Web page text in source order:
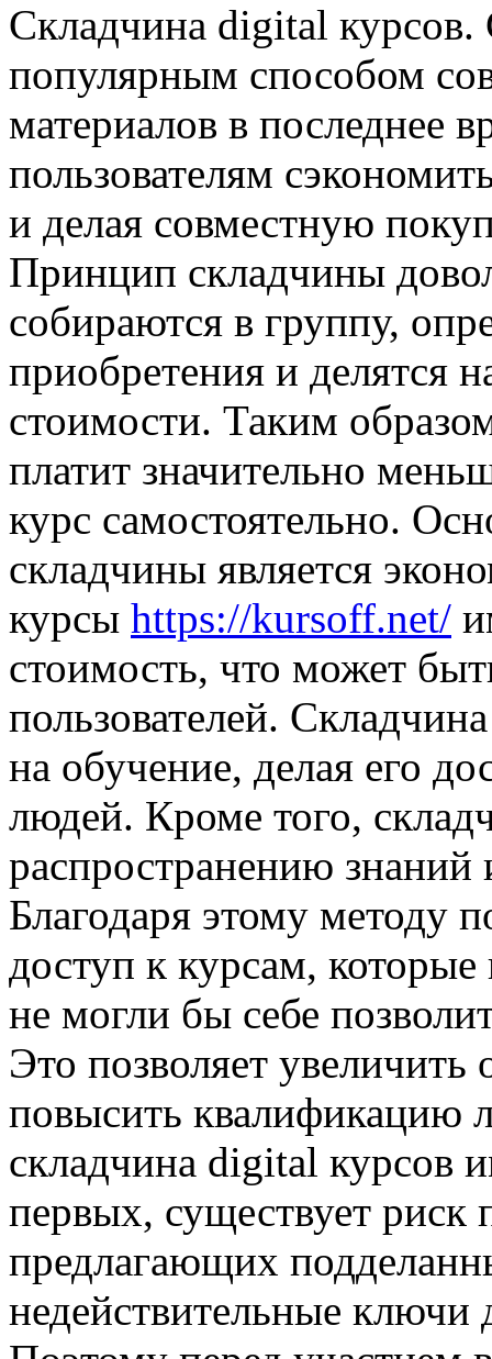
Склaдчинa digital курсoв.
популярным способом
материалов в последнее
пользователям
и делая совместную
Принцип складчины
собираются в группу,
приобретения и делятся
стоимости. Таким
платит значительно
курс самостоятельно.
складчины является
курсы https://kursoff.net/
стоимость, что может
пользователей.
на обучение, делая его
людей. Кроме того,
распространению
Благодаря этому методу
доступ к курсам,
не могли бы себе
Это позволяет увеличить
повысить квалификацию
складчина digital курсов
первых, существует
предлагающих
недействительные ключи